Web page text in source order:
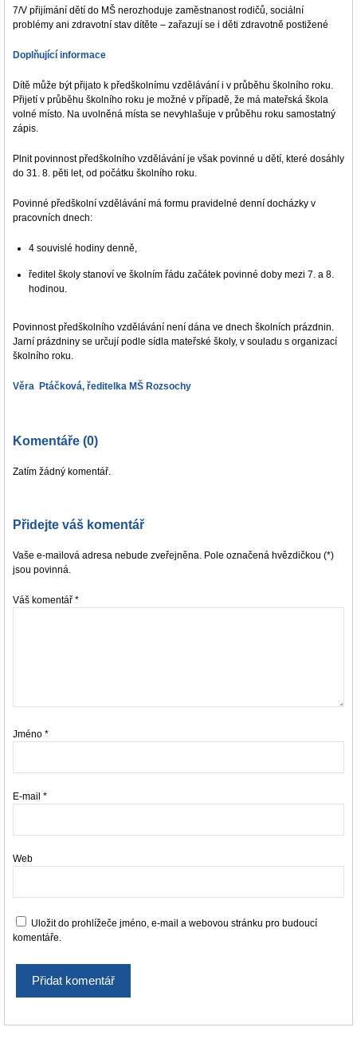
7/V přijímání dětí do MŠ nerozhoduje zaměstnanost rodičů, sociální
problémy ani zdravotní stav dítěte – zařazují se i děti zdravotně postižené
Doplňující informace
Dítě může být přijato k předškolnímu vzdělávání i v průběhu školního roku.
Přijetí v průběhu školního roku je možné v případě, že má mateřská škola
volné místo. Na uvolněná místa se nevyhlašuje v průběhu roku samostatný
zápis.
Plnit povinnost předškolního vzdělávání je však povinné u dětí, které dosáhly
do 31. 8. pěti let, od počátku školního roku.
Povinné předškolní vzdělávání má formu pravidelné denní docházky v
pracovních dnech:
4 souvislé hodiny denně,
ředitel školy stanoví ve školním řádu začátek povinné doby mezi 7. a 8.
hodinou.
Povinnost předškolního vzdělávání není dána ve dnech školních prázdnin.
Jarní prázdniny se určují podle sídla mateřské školy, v souladu s organizací
školního roku.
Věra Ptáčková, ředitelka MŠ Rozsochy
Komentáře (0)
Zatím žádný komentář.
Přidejte váš komentář
Vaše e-mailová adresa nebude zveřejněna. Pole označená hvězdičkou (*)
jsou povinná.
Váš komentář *
Jméno *
E-mail *
Web
Uložit do prohlížeče jméno, e-mail a webovou stránku pro budoucí
komentáře.